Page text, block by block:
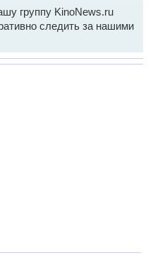
группу KinoNews.ru
следить за нашими